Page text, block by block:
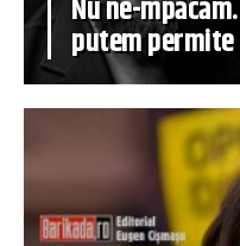
Nu ne-
putem permite